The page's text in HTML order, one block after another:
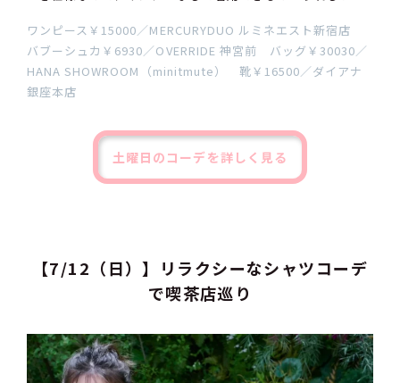
ワンピース￥15000／MERCURYDUO ルミネエスト新宿店
バブーシュカ￥6930／OVERRIDE 神宮前 バッグ￥30030／
HANA SHOWROOM（minitmute） 靴￥16500／ダイアナ
銀座本店
土曜日のコーデを詳しく見る
【7/12（日）】リラクシーなシャツコーデ
で喫茶店巡り